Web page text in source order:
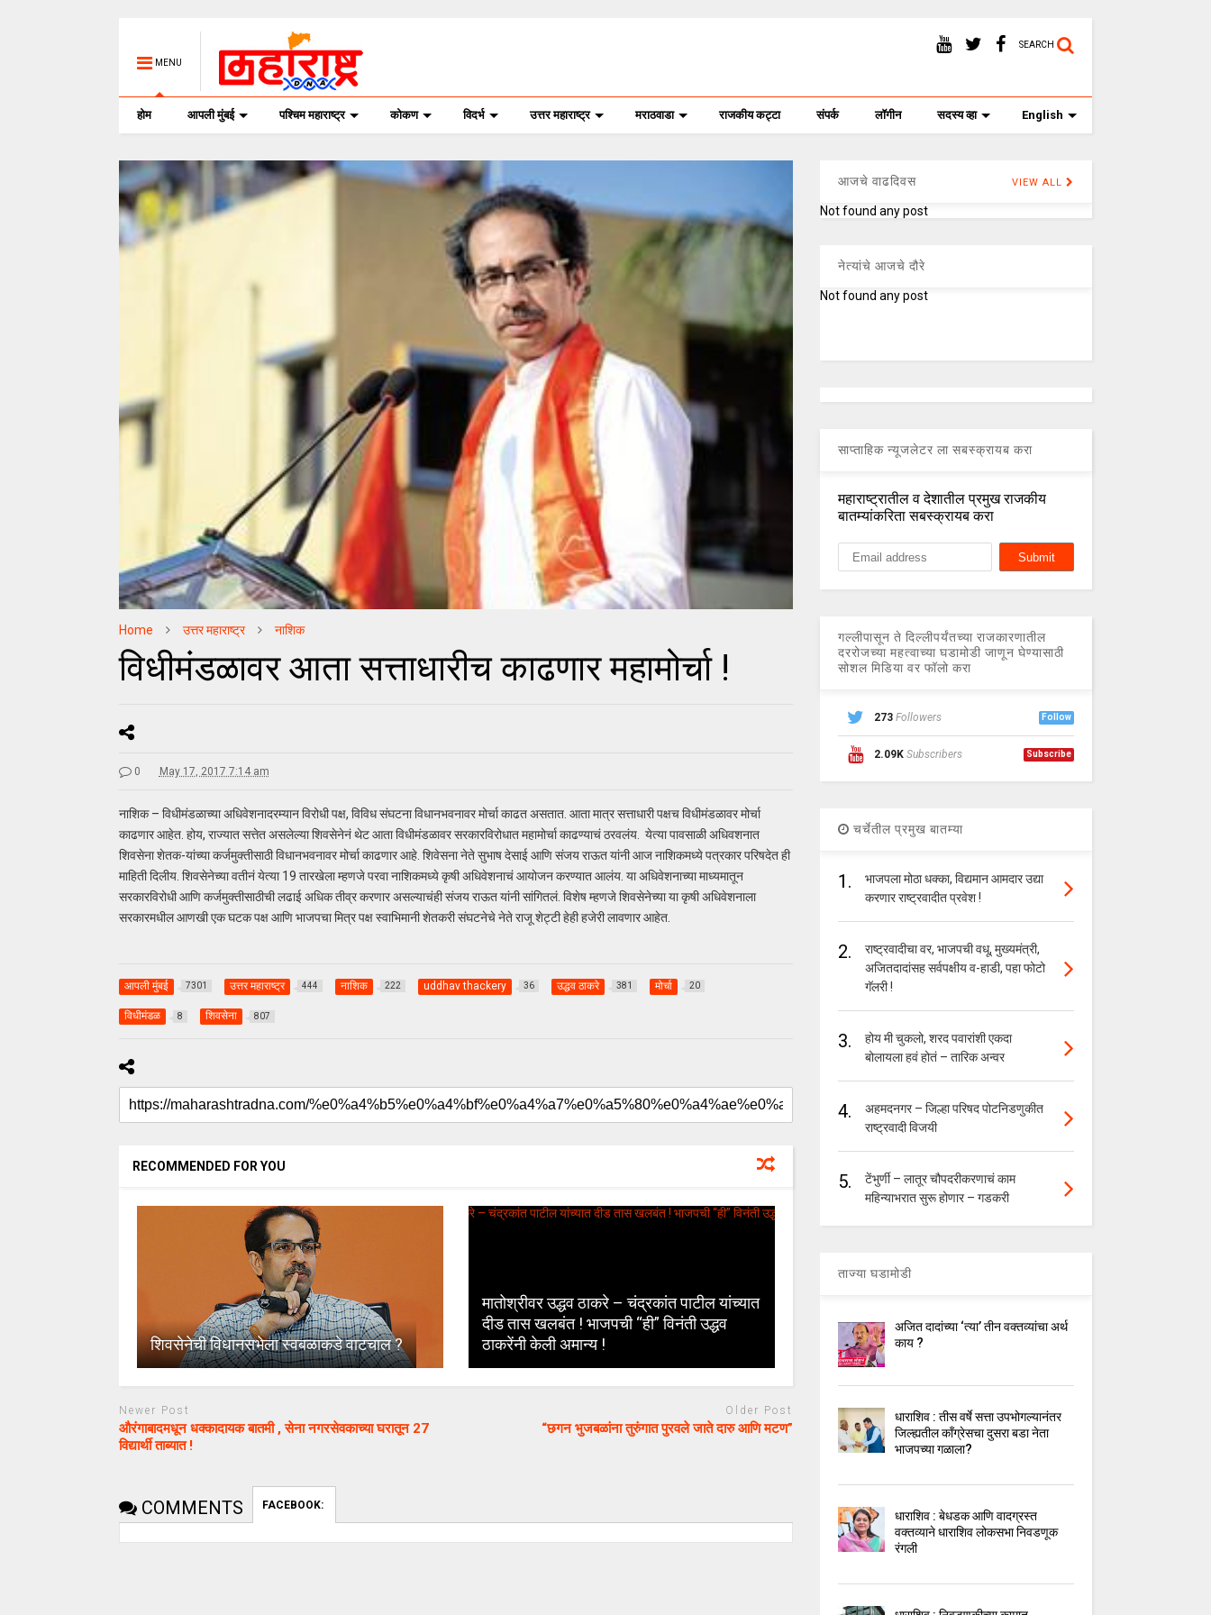
MENU
SEARCH
होम आपली मुंबई पश्चिम महाराष्ट्र कोकण विदर्भ उत्तर महाराष्ट्र मराठवाडा राजकीय कट्टा संपर्क लॉगीन सदस्य व्हा English
Home उत्तर महाराष्ट्र नाशिक
विधीमंडळावर आता सत्ताधारीच काढणार महामोर्चा !
0 May 17, 2017 7:14 am
नाशिक – विधीमंडळाच्या अधिवेशनादरम्यान विरोधी पक्ष, विविध संघटना विधानभवनावर मोर्चा काढत असतात. आता मात्र सत्ताधारी पक्षच विधीमंडळावर मोर्चा
काढणार आहेत. होय, राज्यात सत्तेत असलेल्या शिवसेनेनं थेट आता विधीमंडळावर सरकारविरोधात महामोर्चा काढण्याचं ठरवलंय. येत्या पावसाळी अधिवशनात
शिवसेना शेतक-यांच्या कर्जमुक्तीसाठी विधानभवनावर मोर्चा काढणार आहे. शिवेसना नेते सुभाष देसाई आणि संजय राऊत यांनी आज नाशिकमध्ये पत्रकार परिषदेत ही
माहिती दिलीय. शिवसेनेच्या वतीनं येत्या 19 तारखेला म्हणजे परवा नाशिकमध्ये कृषी अधिवेशनाचं आयोजन करण्यात आलंय. या अधिवेशनाच्या माध्यमातून
सरकारविरोधी आणि कर्जमुक्तीसाठीची लढाई अधिक तीव्र करणार असल्याचंही संजय राऊत यांनी सांगितलं. विशेष म्हणजे शिवसेनेच्या या कृषी अधिवेशनाला
सरकारमधील आणखी एक घटक पक्ष आणि भाजपचा मित्र पक्ष स्वाभिमानी शेतकरी संघटनेचे नेते राजू शेट्टी हेही हजेरी लावणार आहेत.
आपली मुंबई 7301 उत्तर महाराष्ट्र 444 नाशिक 222 uddhav thackery 36 उद्धव ठाकरे 381 मोर्चा 20
विधीमंडळ 8 शिवसेना 807
RECOMMENDED FOR YOU
शिवसेनेची विधानसभेला स्वबळाकडे वाटचाल ?
मातोश्रीवर उद्धव ठाकरे – चंद्रकांत पाटील यांच्यात
दीड तास खलबंत ! भाजपची “ही” विनंती उद्धव
ठाकरेंनी केली अमान्य !
Newer Post
औरंगाबादमधून धक्कादायक बातमी , सेना नगरसेवकाच्या घरातून 27
विद्यार्थी ताब्यात !
Older Post
“छगन भुजबळांना तुरुंगात पुरवले जाते दारु आणि मटण”
COMMENTS FACEBOOK:
आजचे वाढदिवस VIEW ALL
Not found any post
नेत्यांचे आजचे दौरे
Not found any post
साप्ताहिक न्यूजलेटर ला सबस्क्रायब करा
महाराष्ट्रातील व देशातील प्रमुख राजकीय
बातम्यांकरिता सबस्क्रायब करा
गल्लीपासून ते दिल्लीपर्यंतच्या राजकारणातील
दररोजच्या महत्वाच्या घडामोडी जाणून घेण्यासाठी
सोशल मिडिया वर फॉलो करा
273 Followers Follow
2.09K Subscribers Subscribe
चर्चेतील प्रमुख बातम्या
1.
भाजपला मोठा धक्का, विद्यमान आमदार उद्या
करणार राष्ट्रवादीत प्रवेश !
2.
राष्ट्रवादीचा वर, भाजपची वधू, मुख्यमंत्री,
अजितदादांसह सर्वपक्षीय व-हाडी, पहा फोटो
गॅलरी !
3.
होय मी चुकलो, शरद पवारांशी एकदा
बोलायला हवं होतं – तारिक अन्वर
4.
अहमदनगर – जिल्हा परिषद पोटनिडणुकीत
राष्ट्रवादी विजयी
5.
टेंभुर्णी – लातूर चौपदरीकरणाचं काम
महिन्याभरात सुरू होणार – गडकरी
ताज्या घडामोडी
अजित दादांच्या ‘त्या’ तीन वक्तव्यांचा अर्थ
काय ?
धाराशिव : तीस वर्षे सत्ता उपभोगल्यानंतर
जिल्ह्यतील कॉंग्रेसचा दुसरा बडा नेता
भाजपच्या गळाला?
धाराशिव : बेधडक आणि वादग्रस्त
वक्तव्याने धाराशिव लोकसभा निवडणूक
रंगली